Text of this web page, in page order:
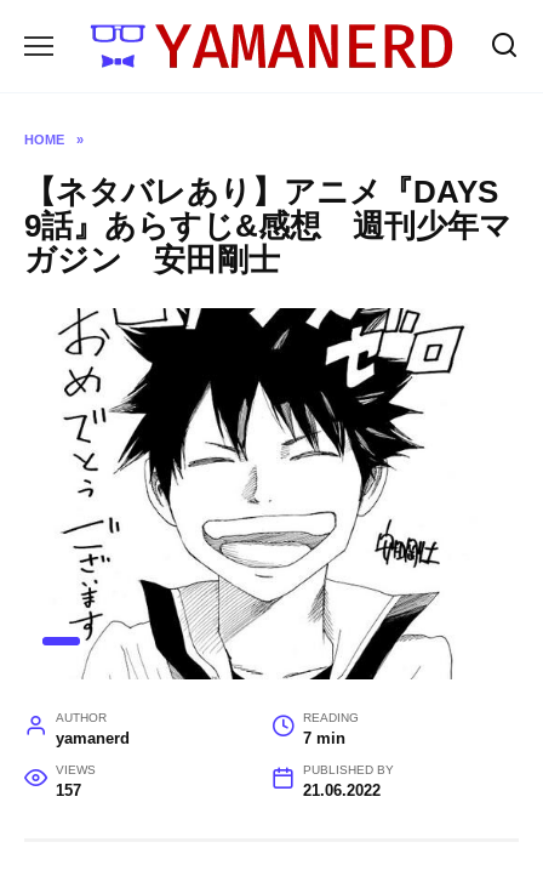
HOME »
【ネタバレあり】アニメ『DAYS
9話』あらすじ&感想 週刊少年マ
ガジン 安田剛士
AUTHOR
yamanerd
READING
7 min
VIEWS
157
PUBLISHED BY
21.06.2022